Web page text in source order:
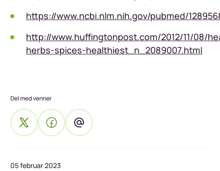
https://www.ncbi.nlm.nih.gov/pubmed/
http://www.huffingtonpost.com/2012/11/08/
herbs-spices-healthiest_n_2089007.html
Del med venner
05 februar 2023